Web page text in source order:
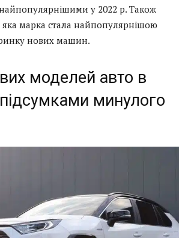
найпопулярнішими у 2022 р. Також
яка марка стала найпопулярнішою
нових машин.
моделей авто в
підсумками минулого